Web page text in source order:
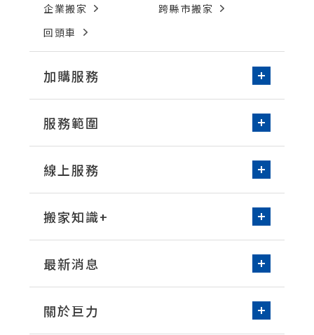
企業搬家
跨縣市搬家
回頭車
加購服務
新家收納-居家整理
環保物流箱租借
空屋清潔
洗衣機清潔
床墊清潔
服務範圍
台北/新北
台南
線上服務
線上諮詢
搬家知識+
常見問題知識
最新消息
媒體報導
關於巨力